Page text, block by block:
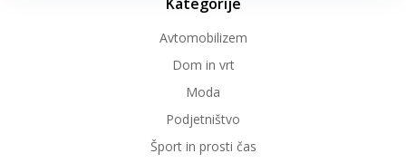
Kategorije
Avtomobilizem
Dom in vrt
Moda
Podjetništvo
Šport in prosti čas